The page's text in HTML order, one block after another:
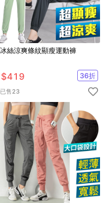
冰絲涼爽條紋顯瘦運動褲
$419 36折
已售23